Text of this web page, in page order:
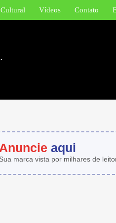
Vídeos Contato
Anuncie aqui
Sua marca vista por milhares de